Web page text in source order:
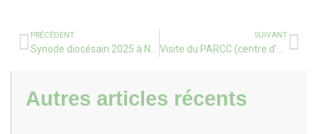
PRÉCÉDENT SUIVANT
Autres articles récents